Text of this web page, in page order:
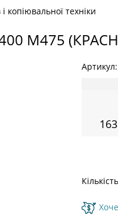
копіювальної техніки
M475
Артикул: